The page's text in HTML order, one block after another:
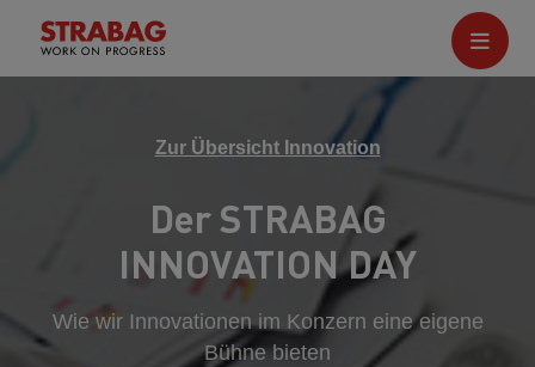
Zur Übersicht Innovation
Der STRABAG
INNOVATION DAY
Wie wir Innovationen im Konzern eine eigene
Bühne bieten